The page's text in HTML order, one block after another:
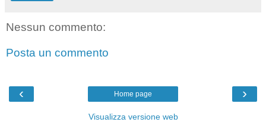
Nessun commento:
Posta un commento
‹ ›
Home page
Visualizza versione web